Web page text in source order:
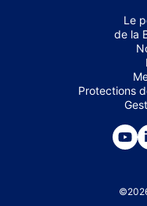
Le
de la
Protections
©